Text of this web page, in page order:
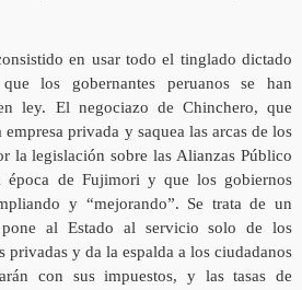
en usar todo el tinglado dictado
los gobernantes peruanos se han
ley. El negociazo de Chinchero, que
privada y saquea las arcas de los
la legislación sobre las Alianzas Público
época de Fujimori y que los gobiernos
y “mejorando”. Se trata de un
al Estado al servicio solo de los
privadas y da la espalda a los ciudadanos
con sus impuestos, y las tasas de